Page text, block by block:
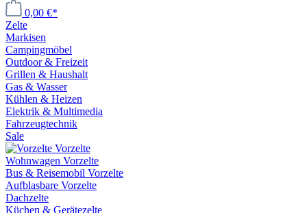
0,00 €*
Zelte
Markisen
Campingmöbel
Outdoor & Freizeit
Grillen & Haushalt
Gas & Wasser
Kühlen & Heizen
Elektrik & Multimedia
Fahrzeugtechnik
Sale
Vorzelte
Wohnwagen Vorzelte
Bus & Reisemobil Vorzelte
Aufblasbare Vorzelte
Dachzelte
Küchen & Gerätezelte